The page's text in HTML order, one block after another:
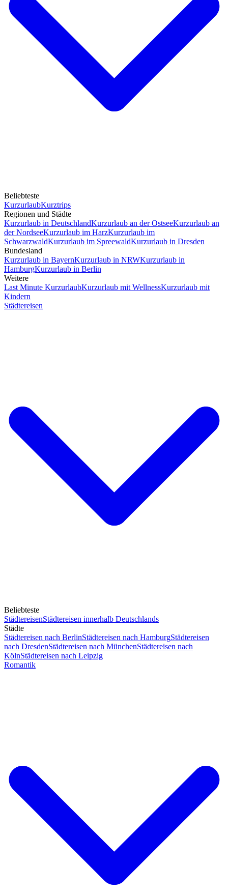
Beliebteste
KurzurlaubKurztrips
Regionen und Städte
Kurzurlaub in DeutschlandKurzurlaub an der OstseeKurzurlaub an
der NordseeKurzurlaub im HarzKurzurlaub im
SchwarzwaldKurzurlaub im SpreewaldKurzurlaub in Dresden
Bundesland
Kurzurlaub in BayernKurzurlaub in NRWKurzurlaub in
HamburgKurzurlaub in Berlin
Weitere
Last Minute KurzurlaubKurzurlaub mit WellnessKurzurlaub mit
Kindern
Städtereisen
Beliebteste
StädtereisenStädtereisen innerhalb Deutschlands
Städte
Städtereisen nach BerlinStädtereisen nach HamburgStädtereisen
nach DresdenStädtereisen nach MünchenStädtereisen nach
KölnStädtereisen nach Leipzig
Romantik